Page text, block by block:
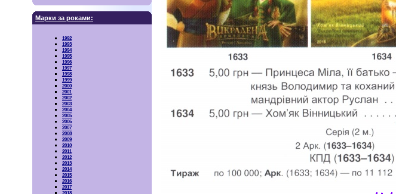
Марки за роками:
1992
1993
1994
1995
1996
1997
1998
1999
2000
2001
2002
2003
2004
2005
2006
2007
2008
2009
2010
2011
2012
2013
2014
2015
2016
2017